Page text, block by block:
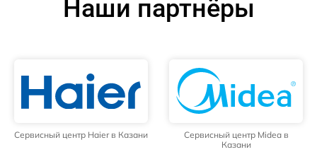
Наши партнёры
Сервисный центр Haier в Казани
Сервисный центр Midea в
Казани